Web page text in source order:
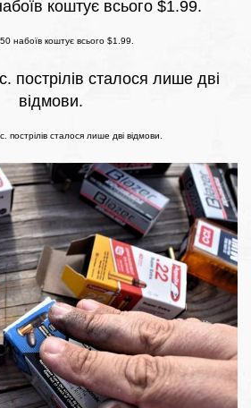
набоїв коштує всього $1.99.
пострілів сталося лише дві відмови.